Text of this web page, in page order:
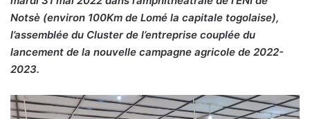
Notsè (environ 100Km de Lomé la capitale togolaise),
l’assemblée du Cluster de l’entreprise couplée du
lancement de la nouvelle campagne agricole de 2022-
2023.